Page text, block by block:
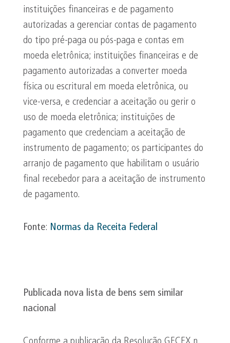
instituições financeiras e de pagamento
autorizadas a gerenciar contas de pagamento
do tipo pré-paga ou pós-paga e contas em
moeda eletrônica; instituições financeiras e de
pagamento autorizadas a converter moeda
física ou escritural em moeda eletrônica, ou
vice-versa, e credenciar a aceitação ou gerir o
uso de moeda eletrônica; instituições de
pagamento que credenciam a aceitação de
instrumento de pagamento; os participantes do
arranjo de pagamento que habilitam o usuário
final recebedor para a aceitação de instrumento
de pagamento.
Fonte: Normas da Receita Federal
Publicada nova lista de bens sem similar
nacional